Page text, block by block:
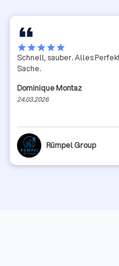
starstarstarstarstar
Schnell, sauber. Alles
Sache.
Dominique Montaz
24.03.2026
Rümpel Group